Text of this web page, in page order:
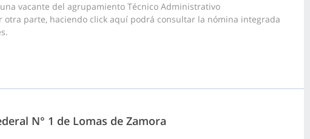
vacante del agrupamiento Técnico Administrativo
otra parte, haciendo click aquí podrá consultar la nómina integrada
N° 1 de Lomas de Zamora